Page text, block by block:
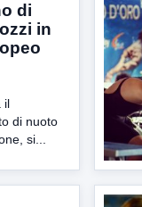
di
in
il
di nuoto
si...